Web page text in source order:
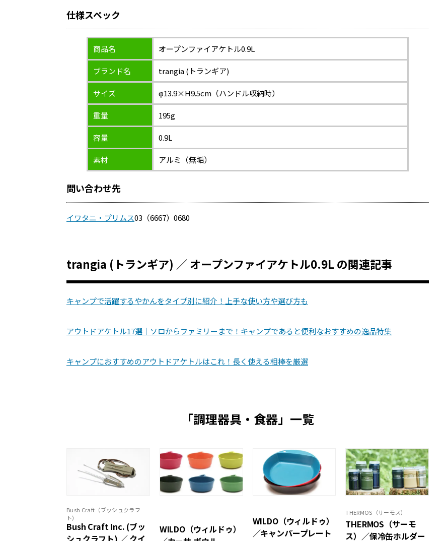
仕様スペック
商品名 オープンファイアケトル0.9L
ブランド名 trangia (トランギア)
サイズ φ13.9×H9.5cm（ハンドル収納時）
重量 195g
容量 0.9L
素材 アルミ（無垢）
問い合わせ先
イワタニ・プリムス03（6667）0680
trangia (トランギア) ／ オープンファイアケトル0.9L の関連記事
キャンプで活躍するやかんをタイプ別に紹介！上手な使い方や選び方も
アウトドアケトル17選｜ソロからファミリーまで！キャンプであると便利なおすすめの逸品特集
キャンプにおすすめのアウトドアケトルはこれ！長く使える相棒を厳選
「調理器具・食器」一覧
Bush Craft（ブッシュクラフ
ト）
Bush Craft Inc. (ブッ
シュクラフト) ／ クイ
WILDO（ウィルドゥ）
WILDO（ウィルドゥ）
／キャンパープレート
THERMOS（サーモス）
THERMOS（サーモ
ス）／保冷缶ホルダー